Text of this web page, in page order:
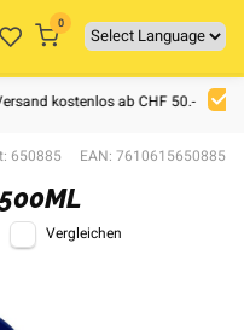
0
kostenlos ab CHF 50.-
650885 EAN: 7610615650885
Vergleichen